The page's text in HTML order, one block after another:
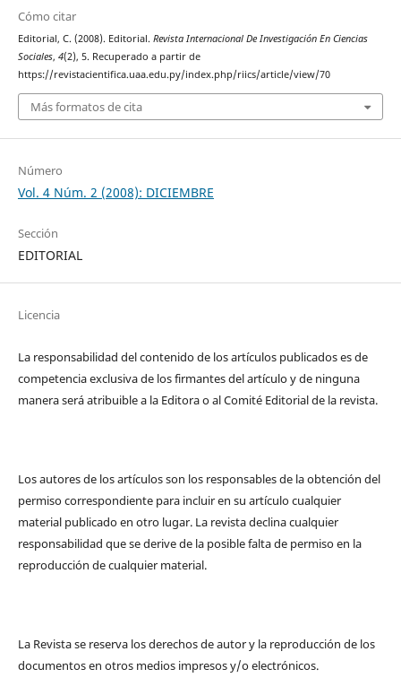
Cómo citar
Editorial, C. (2008). Editorial. Revista Internacional De Investigación En Ciencias
Sociales, 4(2), 5. Recuperado a partir de
https://revistacientifica.uaa.edu.py/index.php/riics/article/view/70
Más formatos de cita
Número
Vol. 4 Núm. 2 (2008): DICIEMBRE
Sección
EDITORIAL
Licencia
La responsabilidad del contenido de los artículos publicados es de
competencia exclusiva de los firmantes del artículo y de ninguna
manera será atribuible a la Editora o al Comité Editorial de la revista.
Los autores de los artículos son los responsables de la obtención del
permiso correspondiente para incluir en su artículo cualquier
material publicado en otro lugar. La revista declina cualquier
responsabilidad que se derive de la posible falta de permiso en la
reproducción de cualquier material.
La Revista se reserva los derechos de autor y la reproducción de los
documentos en otros medios impresos y/o electrónicos.